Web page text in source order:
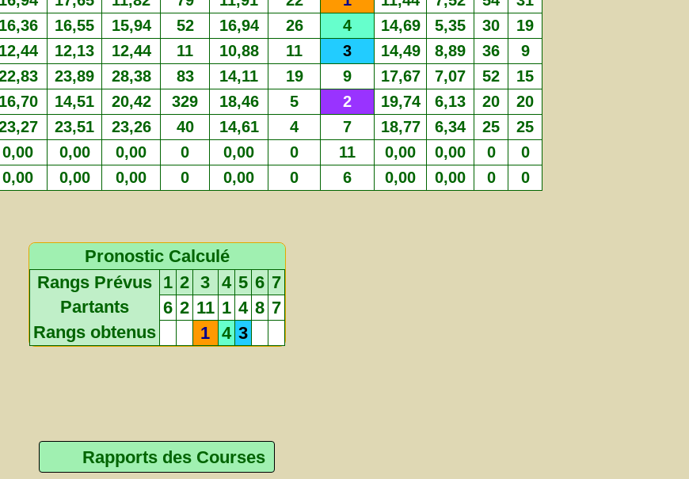
16,36 16,55 15,94 52 16,94 26 4 14,69 5,35 30 19
12,44 12,13 12,44 11 10,88 11 3 14,49 8,89 36 9
23,89 28,38 83 14,11 19 9 17,67 7,07 52 15
16,70 14,51 20,42 329 18,46 5 2 19,74 6,13 20 20
23,51 23,26 40 14,61 4 7 18,77 6,34 25 25
0,00 0,00 0,00 0 0,00 0 11 0,00 0,00 0 0
0,00 0,00 0,00 0 0,00 0 6 0,00 0,00 0 0
Pronostic Calculé
Rangs Prévus
1 2 3 4 5 6 7
Partants
6 2 11 1 4 8 7
Rangs obtenus
1 4 3
Rapports des Courses